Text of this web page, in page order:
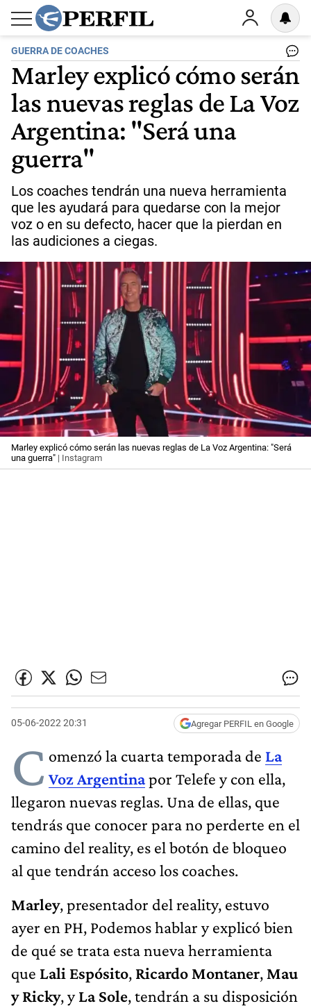
GUERRA DE COACHES
Marley explicó cómo serán
las nuevas reglas de La Voz
Argentina: "Será una
guerra"
Los coaches tendrán una nueva herramienta
que les ayudará para quedarse con la mejor
voz o en su defecto, hacer que la pierdan en
las audiciones a ciegas.
Marley explicó cómo serán las nuevas reglas de La Voz Argentina: "Será
una guerra" | Instagram
05-06-2022 20:31 Agregar PERFIL en Google
C omenzó la cuarta temporada de La
Voz Argentinapor Telefe y con ella,
llegaron nuevas reglas. Una de ellas, que
tendrás que conocer para no perderte en el
camino del reality, es el botón de bloqueo
al que tendrán acceso los coaches.
Marley, presentador del reality, estuvo
ayer en PH, Podemos hablar y explicó bien
de qué se trata esta nueva herramienta
que Lali Espósito, Ricardo Montaner, Mau
y Ricky, yLa Sole, tendrán a su disposición